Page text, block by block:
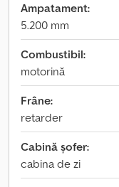
Ampatament:
5.200 mm
Combustibil:
motorină
Frâne:
retarder
Cabină șofer:
cabina de zi